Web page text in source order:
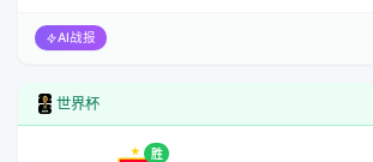
AI战报
世界杯
胜